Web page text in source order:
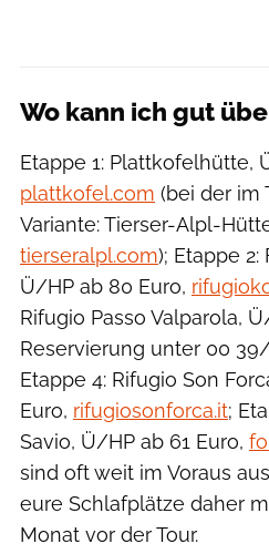
Wo kann ich gut
Etappe 1: Plattkofelhütte,
plattkofel.com (bei der im
Variante: Tierser-Alpl-
tierseralpl.com); Etappe
Ü/HP ab 80 Euro,
Rifugio Passo Valparola,
Reservierung unter 00
Etappe 4: Rifugio Son
Euro, rifugiosonforca.it;
Savio, Ü/HP ab 61 Euro,
sind oft weit im Voraus
eure Schlafplätze daher
Monat vor der Tour.